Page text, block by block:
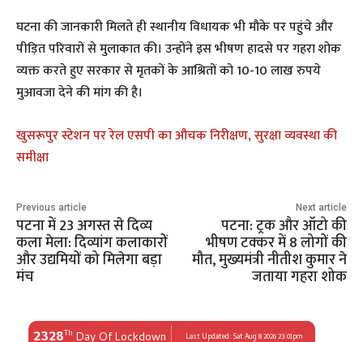
घटना की जानकारी मिलते ही स्थानीय विधायक भी मौके पर पहुंचे और
पीड़ित परिवारों से मुलाकात की। उन्होंने इस भीषण हादसे पर गहरा शोक
व्यक्त करते हुए सरकार से मृतकों के आश्रितों को 10-10 लाख रुपये
मुआवजा देने की मांग की है।
खुसरूपुर स्टेशन पर रेल एसपी का औचक निरीक्षण, सुरक्षा व्यवस्था की
समीक्षा
Previous article
पटना में 23 अगस्त से दिव्य
कला मेला: दिव्यांग कलाकारों
और उद्यमियों को मिलेगा बड़ा
मंच
Next article
पटना: ट्रक और ऑटो की
भीषण टक्कर में 8 लोगों की
मौत, मुख्यमंत्री नीतीश कुमार ने
जताया गहरा शोक